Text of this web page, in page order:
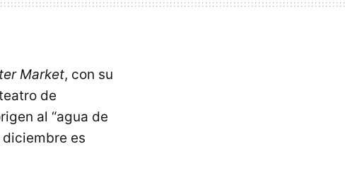
Market, con su
de
al “agua de
es